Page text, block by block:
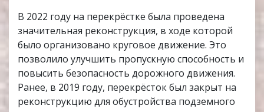
В 2022 году на перекрёстке была проведена
значительная реконструкция, в ходе которой
было организовано круговое движение. Это
позволило улучшить пропускную способность и
повысить безопасность дорожного движения.
Ранее, в 2019 году, перекрёсток был закрыт на
реконструкцию для обустройства подземного